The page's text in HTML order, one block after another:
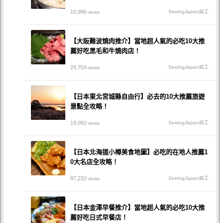
10,986views SeeingJapan員工
【大阪難波燒肉推介】當地超人氣的必吃10大推
薦好吃黑毛和牛燒肉店！
24,704views SeeingJapan員工
【日本東北宮城縣自由行】必去的10大推薦旅遊
景點全攻略！
18,092views SeeingJapan員工
【日本北海道小樽美食地圖】必吃的在地人推薦1
0大名店全攻略！
87,232views SeeingJapan員工
【日本金澤早餐推介】當地超人氣的必吃10大推
薦好吃日式早餐店！